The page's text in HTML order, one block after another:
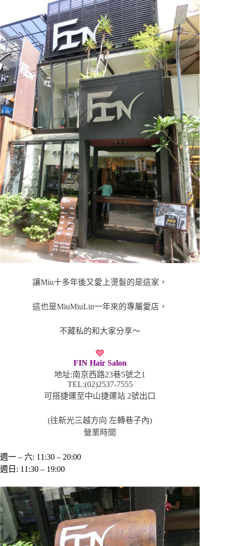
讓Miu十多年後又愛上燙髮的是這家，
這也是MiuMiuLin一年來的專屬愛店，
不藏私的和大家分享～
FIN Hair Salon
地址:南京西路23巷5號之1
TEL:(02)2537-7555
可搭捷運至中山捷運站 2號出口
(往新光三越方向 左轉巷子內)
營業時間
週一 – 六: 11:30 – 20:00
週日 : 11:30 – 19:00